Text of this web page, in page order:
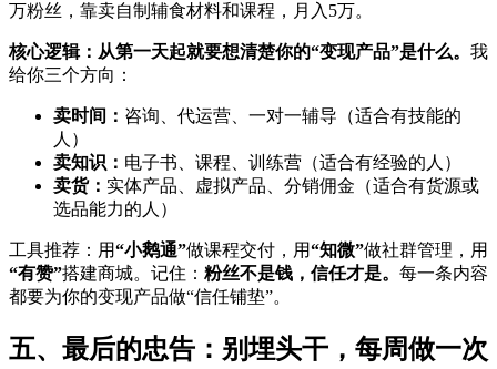
万粉丝，靠卖自制辅食材料和课程，月入5万。
核心逻辑：从第一天起就要想清楚你的“变现产品”是什么。 我
给你三个方向：
卖时间： 咨询、代运营、一对一辅导（适合有技能的
人）
卖知识： 电子书、课程、训练营（适合有经验的人）
卖货： 实体产品、虚拟产品、分销佣金（适合有货源或
选品能力的人）
工具推荐：用“小鹅通”做课程交付，用“知微”做社群管理，用
“有赞”搭建商城。记住： 粉丝不是钱，信任才是。 每一条内容
都要为你的变现产品做“信任铺垫”。
五、最后的忠告：别埋头干，每周做一次